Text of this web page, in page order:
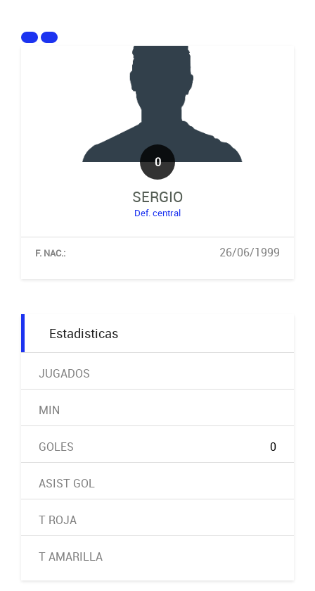
0
SERGIO
Def. central
F. NAC.: 26/06/1999
Estadisticas
JUGADOS
MIN
GOLES 0
ASIST GOL
T ROJA
T AMARILLA